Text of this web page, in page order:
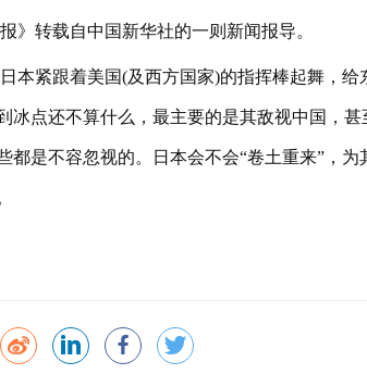
》转载自中国新华社的一则新闻报导。
本紧跟着美国(及西方国家)的指挥棒起舞，
冰点还不算什么，最主要的是其敌视中国，
都是不容忽视的。日本会不会“卷土重来”，